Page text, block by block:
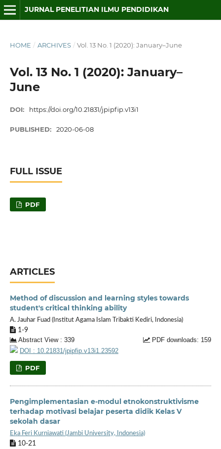
JURNAL PENELITIAN ILMU PENDIDIKAN
HOME / ARCHIVES / Vol. 13 No. 1 (2020): January–June
Vol. 13 No. 1 (2020): January–
June
DOI: https://doi.org/10.21831/jpipfip.v13i1
PUBLISHED: 2020-06-08
FULL ISSUE
PDF
ARTICLES
Method of discussion and learning styles towards
student's critical thinking ability
A. Jauhar Fuad (Institut Agama Islam Tribakti Kediri, Indonesia)
1-9
Abstract View : 339
PDF downloads: 159
DOI : 10.21831/jpipfip.v13i1.23592
PDF
Pengimplementasian e-modul etnokonstruktivisme
terhadap motivasi belajar peserta didik Kelas V
sekolah dasar
Eka Feri Kurniawati (Jambi University, Indonesia)
10-21